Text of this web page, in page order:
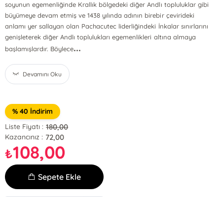
soyunun egemenliğinde Krallık bölgedeki diğer Andlı topluluklar gibi
büyümeye devam etmiş ve 1438 yılında adının birebir çevirideki
anlamı yer sallayan olan Pachacutec liderliğindeki İnkalar sınırlarını
genişleterek diğer Andlı toplulukları egemenlikleri altına almaya
başlamışlardır. Böylece...
Devamını Oku
% 40 İndirim
Liste Fiyatı : 180,00
Kazancınız : 72,00
₺108,00
Sepete Ekle